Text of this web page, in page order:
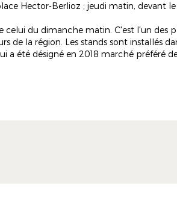
Hector-Berlioz ; jeudi matin, devant
du dimanche matin. C'est l'un des
de la région. Les stands sont installés
a été désigné en 2018 marché préféré